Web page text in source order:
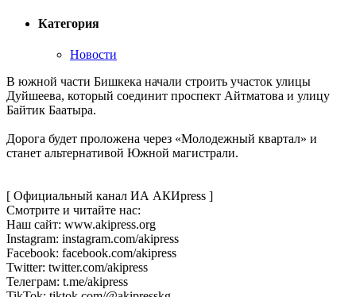
Категория
Новости
В южной части Бишкека начали строить участок улицы
Дуйшеева, который соединит проспект Айтматова и улицу
Байтик Баатыра.
Дорога будет проложена через «Молодежный квартал» и
станет альтернативой Южной магистрали.
[ Официальный канал ИА АКИpress ]
Смотрите и читайте нас:
Наш сайт: www.akipress.org
Instagram: instagram.com/akipress
Facebook: facebook.com/akipress
Twitter: twitter.com/akipress
Телеграм: t.me/akipress